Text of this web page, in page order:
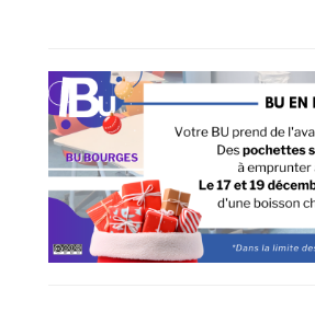
de
la
page
principale